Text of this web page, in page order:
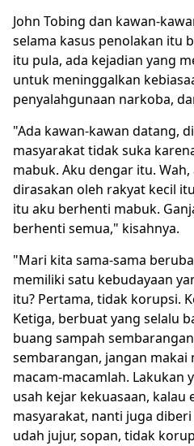
John Tobing dan kawan-
selama kasus penolakan itu
itu pula, ada kejadian yang
untuk meninggalkan
penyalahgunaan narkoba,
"Ada kawan-kawan datang,
masyarakat tidak suka
mabuk. Aku dengar itu.
dirasakan oleh rakyat kecil
itu aku berhenti mabuk.
berhenti semua," kisahnya.
"Mari kita sama-sama
memiliki satu kebudayaan
itu? Pertama, tidak korupsi.
Ketiga, berbuat yang selalu
buang sampah
sembarangan, jangan makai
macam-macamlah. Lakukan
usah kejar kekuasaan, kalau
masyarakat, nanti juga
udah jujur, sopan, tidak